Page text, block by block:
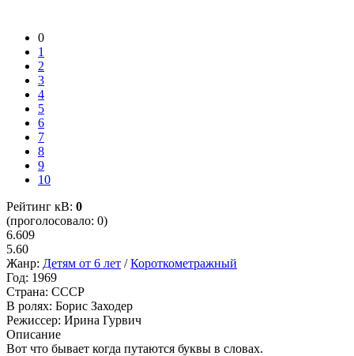
0
1
2
3
4
5
6
7
8
9
10
Рейтинг кВ: 0
(проголосовало: 0)
6.609
5.60
Жанр: Детям от 6 лет /Короткометражный
Год: 1969
Страна: СССР
В ролях: Борис Заходер
Режиссер: Ирина Гурвич
Описание
Вот что бывает когда путаются буквы в словах.